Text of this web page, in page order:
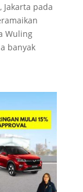
Jakarta pada
Wuling
banyak